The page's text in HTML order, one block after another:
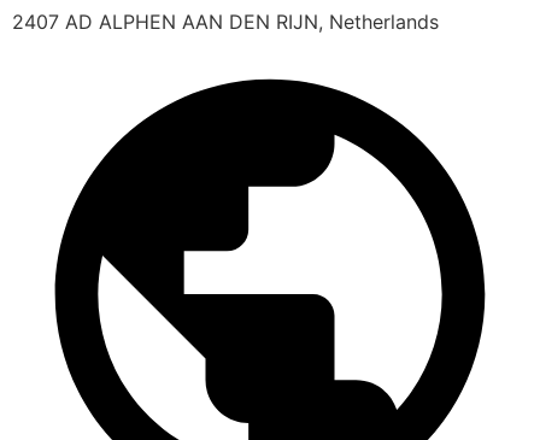
2407 AD ALPHEN AAN DEN RIJN, Netherlands